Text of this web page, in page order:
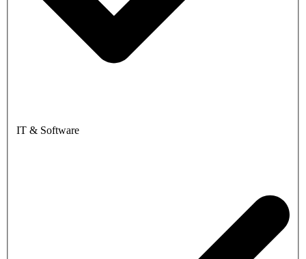
IT & Software